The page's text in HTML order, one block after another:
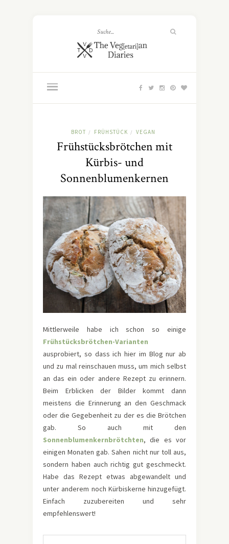
BROT / FRÜHSTÜCK / VEGAN
Frühstücksbrötchen mit
Kürbis- und
Sonnenblumenkernen
Mittlerweile habe ich schon so einige
Frühstücksbrötchen-Varianten
ausprobiert, so dass ich hier im Blog nur ab
und zu mal reinschauen muss, um mich selbst
an das ein oder andere Rezept zu erinnern.
Beim Erblicken der Bilder kommt dann
meistens die Erinnerung an den Geschmack
oder die Gegebenheit zu der es die Brötchen
gab. So auch mit den
Sonnenblumenkernbrötchten, die es vor
einigen Monaten gab. Sahen nicht nur toll aus,
sondern haben auch richtig gut geschmeckt.
Habe das Rezept etwas abgewandelt und
unter anderem noch Kürbiskerne hinzugefügt.
Einfach zuzubereiten und sehr
empfehlenswert!